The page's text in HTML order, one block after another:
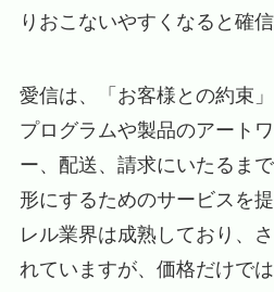
りおこないやすくなると確信
愛信は、「お客様との約束
プログラムや製品のアート
ー、配送、請求にいたるま
形にするためのサービスを
レル業界は成熟しており、
れていますが、価格だけで